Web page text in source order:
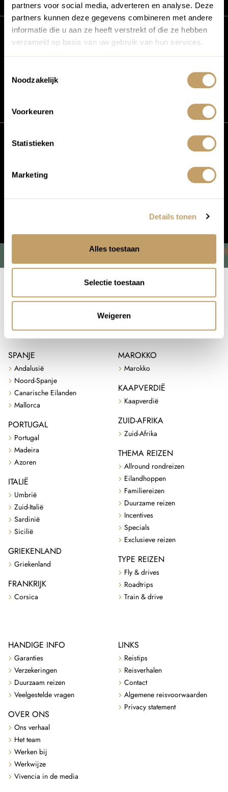
partners voor social media, adverteren en analyse. Deze
partners kunnen deze gegevens combineren met andere
informatie die u aan ze heeft verstrekt of die ze hebben
verzameld op basis van uw gebruik van hun services.
Noodzakelijk
Voorkeuren
Statistieken
Marketing
Details tonen
Alles toestaan
Selectie toestaan
Weigeren
Mail ons
Wij streven ernaar om binnen één
Videocall
snel een afspraak en dan zien we je
We plan,
SPANJE
Andalusië
Noord-Spanje
Canarische Eilanden
Mallorca
PORTUGAL
Portugal
Madeira
Azoren
ITALIË
Umbrië
Zuid-Italië
Sardinië
Sicilië
GRIEKENLAND
Griekenland
FRANKRIJK
Corsica
MAROKKO
Marokko
KAAPVERDIË
Kaapverdië
ZUID-AFRIKA
Zuid-Afrika
THEMA REIZEN
Allround rondreizen
Eilandhoppen
Familiereizen
Duurzame reizen
Incentives
Specials
Exclusieve reizen
TYPE REIZEN
Fly & drives
Roadtrips
Train & drive
HANDIGE INFO
Garanties
Verzekeringen
Duurzaam reizen
Veelgestelde vragen
OVER ONS
Ons verhaal
Het team
Werken bij
Werkwijze
Vivencia in de media
LINKS
Reistips
Reisverhalen
Contact
Algemene reisvoorwaarden
Privacy statement